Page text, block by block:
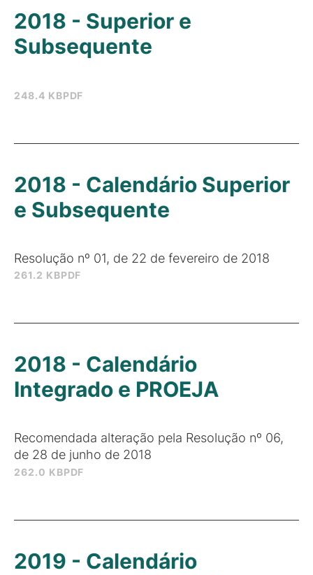
248.4 KBPDF
2018 - Superior e
Subsequente
261.2 KBPDF
2018 - Calendário Superior
e Subsequente
Resolução nº 01, de 22 de fevereiro de 2018
262.0 KBPDF
2018 - Calendário
Integrado e PROEJA
Recomendada alteração pela Resolução nº 06,
de 28 de junho de 2018
2019 - Calendário